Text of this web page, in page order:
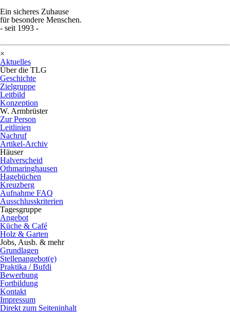
Ein sicheres Zuhause
für besondere Menschen.
- seit 1993 -
×
Aktuelles
Über die TLG
Geschichte
Zielgruppe
Leitbild
Konzeption
W. Armbrüster
Zur Person
Leitlinien
Nachruf
Artikel-Archiv
Häuser
Halverscheid
Othmaringhausen
Hagebüchen
Kreuzberg
Aufnahme FAQ
Ausschlusskriterien
Tagesgruppe
Angebot
Küche & Café
Holz & Garten
Jobs, Ausb. & mehr
Grundlagen
Stellenangebot(e)
Praktika / Bufdi
Bewerbung
Fortbildung
Kontakt
Impressum
Direkt zum Seiteninhalt